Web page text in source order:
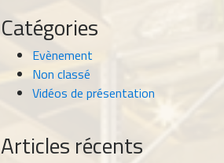
Catégories
Evènement
Non classé
Vidéos de présentation
Articles récents